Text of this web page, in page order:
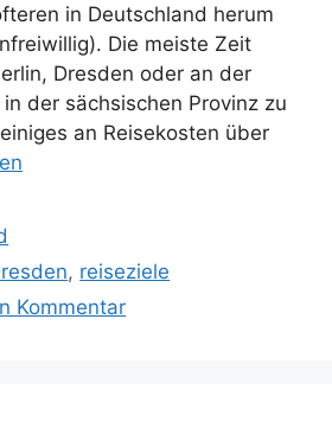
in Deutschland herum
Die meiste Zeit
Dresden oder an der
der sächsischen Provinz zu
an Reisekosten über
, reiseziele
Kommentar